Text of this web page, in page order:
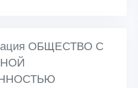
ОБЩЕСТВО С